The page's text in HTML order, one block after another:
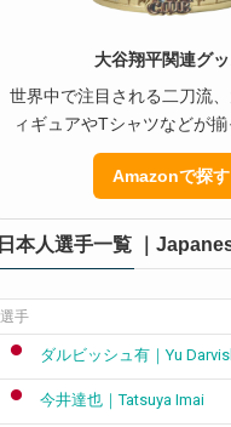
大谷翔平関連グ
世界中で注目される二刀流
ィギュアやTシャツなどが揃
Amazonで探す
日本人選手一覧 ｜
選手
ダルビッシュ有｜Yu
今井達也｜Tatsuya Imai